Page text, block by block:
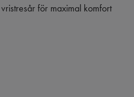
för maximal komfort